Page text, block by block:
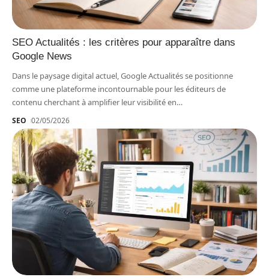
SEO Actualités : les critères pour apparaître dans
Google News
Dans le paysage digital actuel, Google Actualités se positionne
comme une plateforme incontournable pour les éditeurs de
contenu cherchant à amplifier leur visibilité en…
SEO 02/05/2026